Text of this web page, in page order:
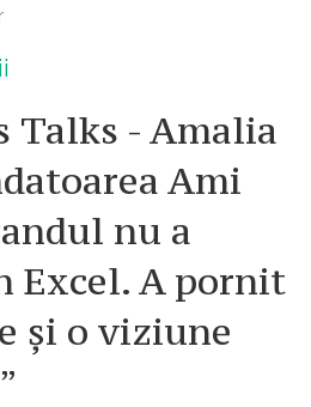
Talks - Amalia
Ami
nu a
Excel. A pornit
și o viziune